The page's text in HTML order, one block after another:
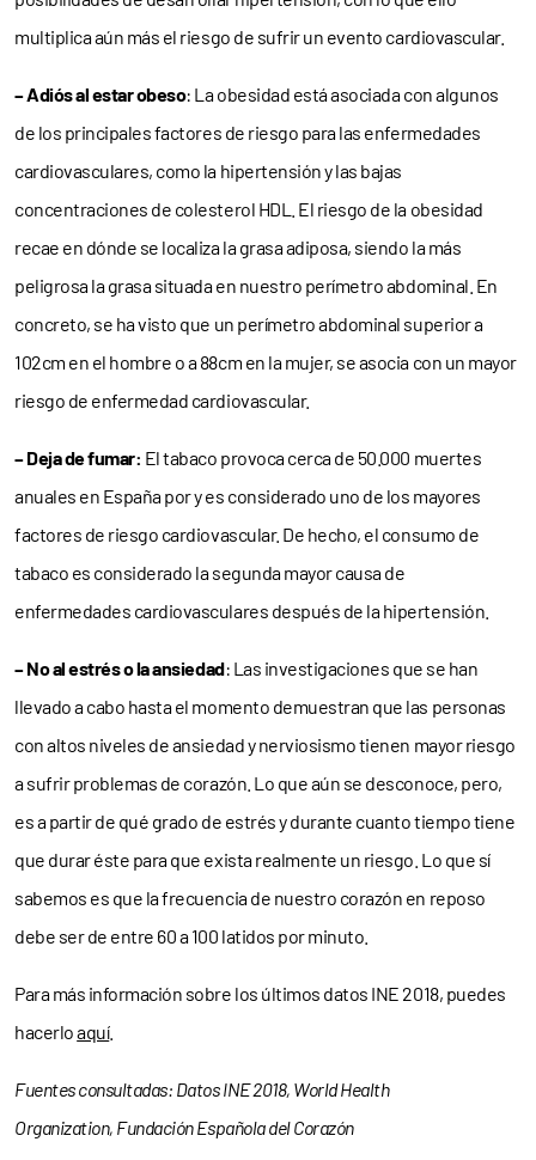
multiplica aún más el riesgo de sufrir un evento cardiovascular.
– Adiós al estar obeso: La obesidad está asociada con algunos
de los principales factores de riesgo para las enfermedades
cardiovasculares, como la hipertensión y las bajas
concentraciones de colesterol HDL. El riesgo de la obesidad
recae en dónde se localiza la grasa adiposa, siendo la más
peligrosa la grasa situada en nuestro perímetro abdominal. En
concreto, se ha visto que un perímetro abdominal superior a
102cm en el hombre o a 88cm en la mujer, se asocia con un mayor
riesgo de enfermedad cardiovascular.
– Deja de fumar: El tabaco provoca cerca de 50.000 muertes
anuales en España por y es considerado uno de los mayores
factores de riesgo cardiovascular. De hecho, el consumo de
tabaco es considerado la segunda mayor causa de
enfermedades cardiovasculares después de la hipertensión.
– No al estrés o la ansiedad: Las investigaciones que se han
llevado a cabo hasta el momento demuestran que las personas
con altos niveles de ansiedad y nerviosismo tienen mayor riesgo
a sufrir problemas de corazón. Lo que aún se desconoce, pero,
es a partir de qué grado de estrés y durante cuanto tiempo tiene
que durar éste para que exista realmente un riesgo. Lo que sí
sabemos es que la frecuencia de nuestro corazón en reposo
debe ser de entre 60 a 100 latidos por minuto.
Para más información sobre los últimos datos INE 2018, puedes
hacerloaquí.
Fuentes consultadas: Datos INE 2018, World Health
Organization, Fundación Española del Corazón